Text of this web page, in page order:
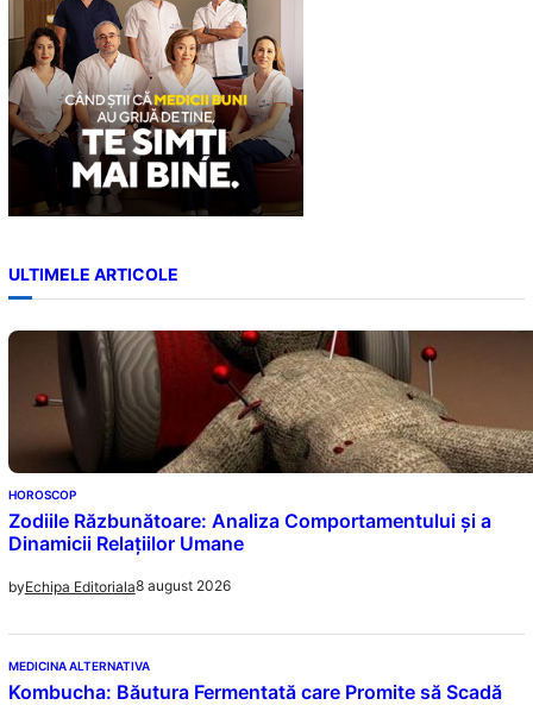
ULTIMELE ARTICOLE
HOROSCOP
Zodiile Răzbunătoare: Analiza Comportamentului și a
Dinamicii Relațiilor Umane
byEchipa Editoriala8 august 2026
MEDICINA ALTERNATIVA
Kombucha: Băutura Fermentată care Promite să Scadă